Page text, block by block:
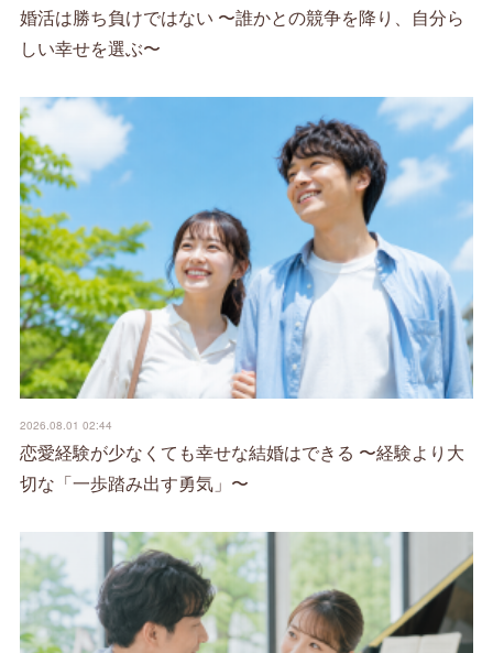
婚活は勝ち負けではない 〜誰かとの競争を降り、自分ら
しい幸せを選ぶ〜
2026.08.01 02:44
恋愛経験が少なくても幸せな結婚はできる 〜経験より大
切な「一歩踏み出す勇気」〜